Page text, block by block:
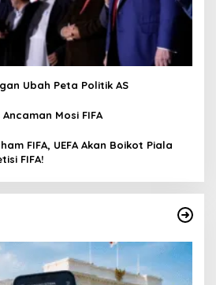
Ubah Peta Politik AS
Mosi FIFA
FIFA, UEFA Akan Boikot Piala
FIFA!